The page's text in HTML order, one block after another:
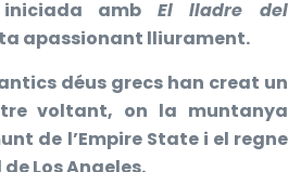
amb El lladre del
apassionant lliurament.
antics déus grecs han creat un
voltant, on la muntanya
de l’Empire State i el regne
Los Angeles.